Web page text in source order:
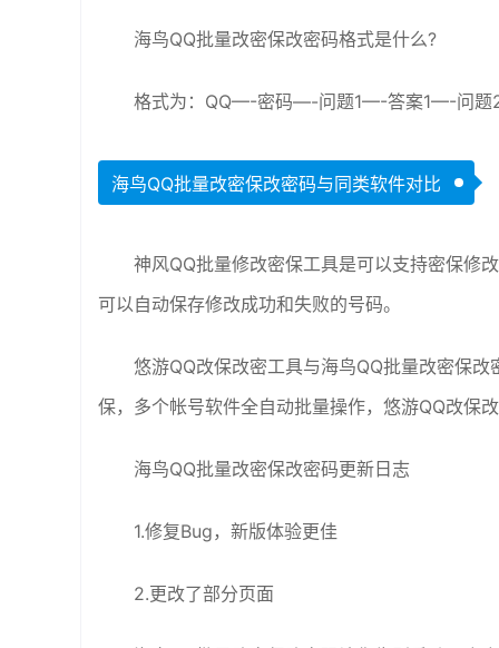
海鸟QQ批量改密保改密码格式是什么?
格式为：QQ—-密码—-问题1—-答案1—-问
海鸟QQ批量改密保改密码与同类软件对比
神风QQ批量修改密保工具是可以支持密保修
可以自动保存修改成功和失败的号码。
悠游QQ改保改密工具与海鸟QQ批量改密保
保，多个帐号软件全自动批量操作，悠游QQ改保
海鸟QQ批量改密保改密码更新日志
1.修复Bug，新版体验更佳
2.更改了部分页面